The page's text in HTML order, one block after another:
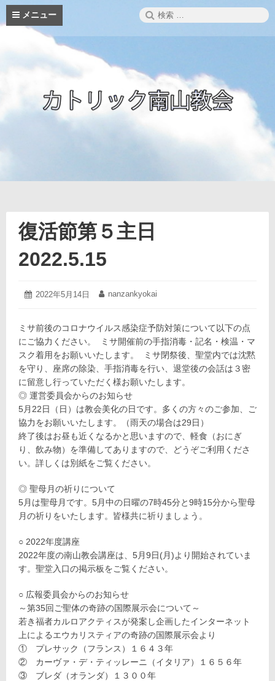
コ
プ
メニュー
検
索:
復活節第５主日
2022.5.15
投
2022年5月14日
2022
月
14
日
投
nanzankyokai
ミサ前後のコロナウイルス感染症予防対策について以下の点
にご協力ください。 ミサ開催前の手指消毒・記名・検温・マ
スク着用をお願いいたします。 ミサ閉祭後、聖堂内では沈黙
を守り、座席の除染、手指消毒を行い、退堂後の会話は３密
に留意し行っていただく様お願いたします。
◎ 運営委員会からのお知らせ
5月22日（日）は教会美化の日です。多くの方々のご参加、ご
協力をお願いいたします。（雨天の場合は29日）
終了後はお昼も近くなるかと思いますので、軽食（おにぎ
り、飲み物）を準備してありますので、どうぞご利用くださ
い。詳しくは別紙をご覧ください。
◎ 聖母月の祈りについて
5月は聖母月です。5月中の日曜の7時45分と9時15分から聖母
月の祈りをいたします。皆様共に祈りましょう。
○ 2022年度講座
2022年度の南山教会講座は、5月9日(月)より開始されていま
す。聖堂入口の掲示板をご覧ください。
○ 広報委員会からのお知らせ
～第35回ご聖体の奇跡の国際展示会について～
若き福者カルロアクティスが発案し企画したインターネット
上によるエウカリスティアの奇跡の国際展示会より
① プレサック（フランス）１６４３年
② カーヴァ・デ・ティッレーニ（イタリア）１６５６年
③ ブレダ（オランダ）１３００年